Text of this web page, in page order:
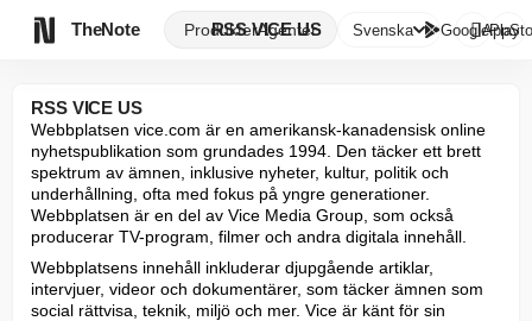
TheNote ProdukterAgenter
RSS VICE US Svenska GooglePlay

RSS VICE US
Webbplatsen vice.com är en amerikansk-kanadensisk online
nyhetspublikation som grundades 1994. Den täcker ett brett
spektrum av ämnen, inklusive nyheter, kultur, politik och
underhållning, ofta med fokus på yngre generationer.
Webbplatsen är en del av Vice Media Group, som också
producerar TV-program, filmer och andra digitala innehåll.
Webbplatsens innehåll inkluderar djupgående artiklar,
intervjuer, videor och dokumentärer, som täcker ämnen som
social rättvisa, teknik, miljö och mer. Vice är känt för sin